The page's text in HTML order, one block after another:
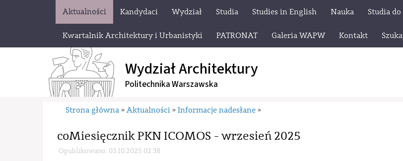
Aktualności Kandydaci Wydział Studia Studies in English Nauka Studia
Kwartalnik Architektury i Urbanistyki PATRONAT Galeria WAPW Kontakt
Wydział Architektury
Politechnika Warszawska
Strona główna » Aktualności » Informacje nadesłane »
coMiesięcznik PKN ICOMOS - wrzesień 2025
Opublikowano: 03.10.2025 02:38